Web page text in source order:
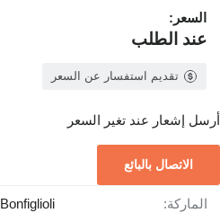
السعر:
عند الطلب
تقديم استفسار عن السعر
أرسل إشعار عند تغير السعر
الاتصال بالبائع
الماركة: Bonfiglioli